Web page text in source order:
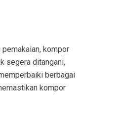
kompor
segera ditangani,
berbagai
kompor